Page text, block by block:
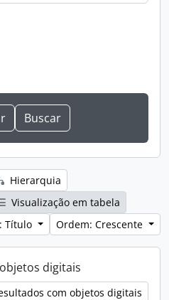
Hierarquia
Visualização em tabela
Título
Ordem: Crescente
digitais
com objetos digitais